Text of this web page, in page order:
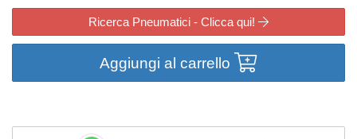
Ricerca Pneumatici - Clicca qui!
Aggiungi al carrello